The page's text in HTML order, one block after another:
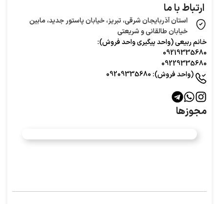
ارتباط با ما
استان آذربایجان شرقی، تبریز، خیابان پاستور جدید، مابین
خیابان طالقانی و شریعتی
خانم ربیعی (واحد‌ پیگیری واحد فروش):
09219335680
09229335680
(واحد فروش): 09209335680
مجوزها